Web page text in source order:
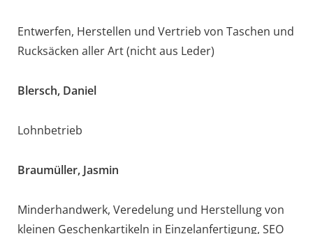
Entwerfen, Herstellen und Vertrieb von Taschen und
Rucksäcken aller Art (nicht aus Leder)
Blersch, Daniel
Lohnbetrieb
Braumüller, Jasmin
Minderhandwerk, Veredelung und Herstellung von
kleinen Geschenkartikeln in Einzelanfertigung, SEO